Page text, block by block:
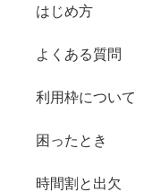
はじめ方
よくある質問
利用枠について
困ったとき
時間割と出欠